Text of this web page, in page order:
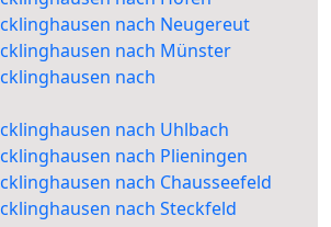
nach Neugereut
nach Münster
nach
nach Uhlbach
nach Plieningen
nach Chausseefeld
nach Steckfeld